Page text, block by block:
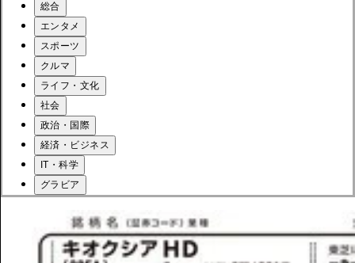
総合
エンタメ
スポーツ
クルマ
ライフ・文化
社会
政治・国際
経済・ビジネス
IT・科学
グラビア